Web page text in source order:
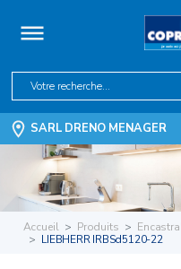
SARL DRENO MENAGER
Accueil Produits
LIEBHERR IRBSd5120-22